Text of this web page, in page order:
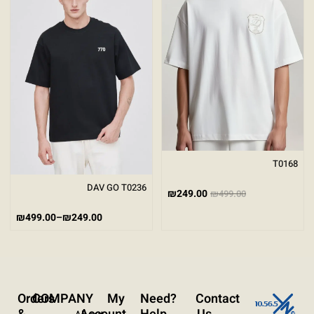
T0168
₪499.00
₪249.00
DAV GO T0236
₪249.00
–
₪499.00
?Need
Contact
Orders
My
COMPANY
A+
רגיל
ניגודיות גבוהה
ניגודיות הפוכה רקע בהיר
סרגל קריאה